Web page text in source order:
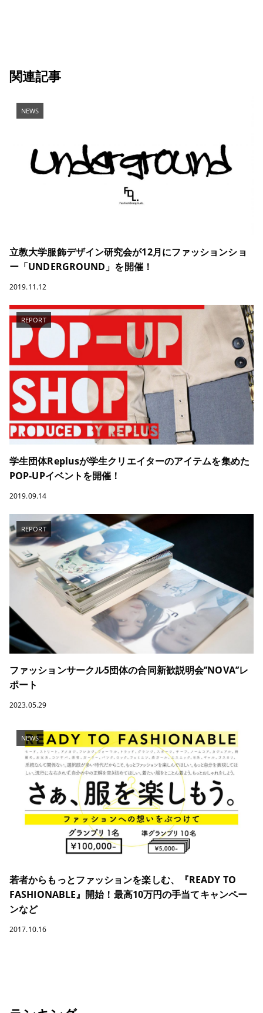
関連記事
NEWS
立教大学服飾デザイン研究会が12月にファッションショ
ー「UNDERGROUND」を開催！
2019.11.12
REPORT
学生団体Replusが学生クリエイターのアイテムを集めた
POP-UPイベントを開催！
2019.09.14
REPORT
ファッションサークル5団体の合同新歓説明会’’NOVA’’レ
ポート
2023.05.29
NEWS
若者からもっとファッションを楽しむ、『READY TO
FASHIONABLE』開始！最高10万円の手当てキャンペー
ンなど
2017.10.16